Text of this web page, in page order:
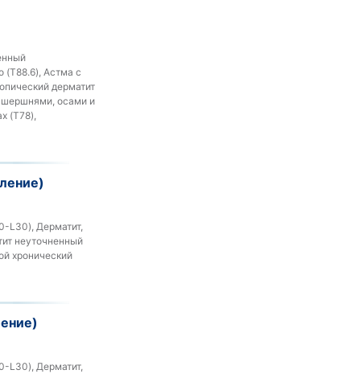
(T88.6), Астма с
дерматит
шершнями, осами и
(T78),
L30), Дерматит,
неуточненный
хронический
L30), Дерматит,